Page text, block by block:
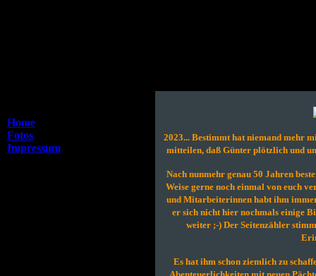
Home
Fotos
Impressum
2023... Bestimmt hat niemand mehr
mitteilen, daß Günter plötzlich und
Nach nunmehr genau 50 Jahren
Weise gerne noch einmal von euch
und Mitarbeiterinnen habt ihm
er sich nicht hier nochmals einige
weiter ;-) Der Seitenzähler
Es hat ihm schon ziemlich zu